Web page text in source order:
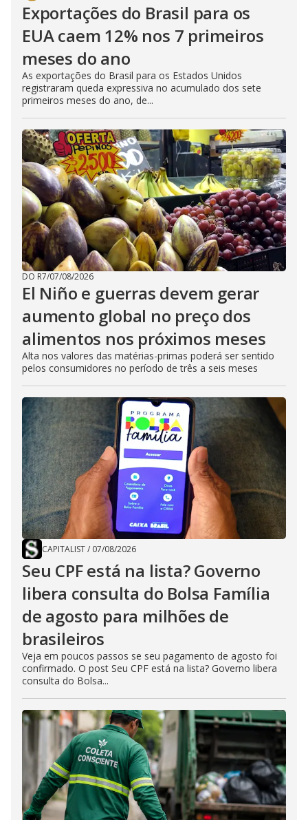
Exportações do Brasil para os
EUA caem 12% nos 7 primeiros
meses do ano
As exportações do Brasil para os Estados Unidos
registraram queda expressiva no acumulado dos sete
primeiros meses do ano, de...
DO R7/07/08/2026
El Niño e guerras devem gerar
aumento global no preço dos
alimentos nos próximos meses
Alta nos valores das matérias-primas poderá ser sentido
pelos consumidores no período de três a seis meses
CAPITALIST/ 07/08/2026
Seu CPF está na lista? Governo
libera consulta do Bolsa Família
de agosto para milhões de
brasileiros
Veja em poucos passos se seu pagamento de agosto foi
confirmado. O post Seu CPF está na lista? Governo libera
consulta do Bolsa...